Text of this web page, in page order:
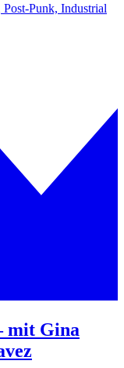
Punk, Industrial
mit Gina